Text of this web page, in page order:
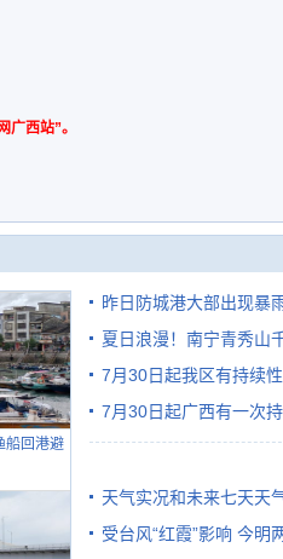
广西站”。
船回港避
昨日防城港大部出现暴
雨
夏日浪漫！南宁青秀山
7月30日起我区有持续
7月30日起广西有一次
天气实况和未来七天天
受台风“红霞”影响 今明